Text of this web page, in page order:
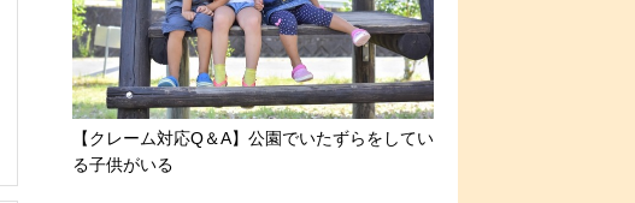
【クレーム対応Q＆A】公園でいたずらをしてい
る子供がいる